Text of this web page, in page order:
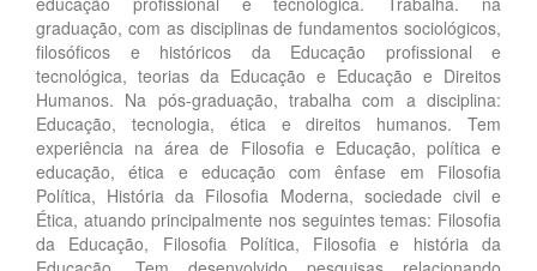
graduação, com as disciplinas de fundamentos sociológicos,
filosóficos e históricos da Educação profissional e
tecnológica, teorias da Educação e Educação e Direitos
Humanos. Na pós-graduação, trabalha com a disciplina:
Educação, tecnologia, ética e direitos humanos. Tem
experiência na área de Filosofia e Educação, política e
educação, ética e educação com ênfase em Filosofia
Política, História da Filosofia Moderna, sociedade civil e
Ética, atuando principalmente nos seguintes temas: Filosofia
da Educação, Filosofia Política, Filosofia e história da